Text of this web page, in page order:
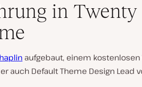
in Twenty
aufgebaut, einem kostenlosen
auch Default Theme Design Lead